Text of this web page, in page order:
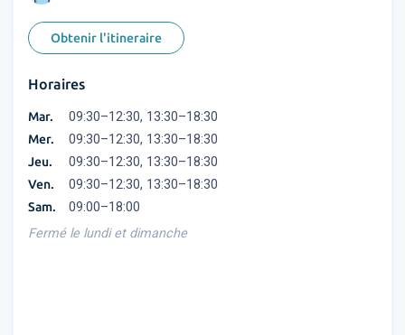
Obtenir l'itineraire
Horaires
Mar. 09:30–12:30, 13:30–18:30
Mer. 09:30–12:30, 13:30–18:30
Jeu. 09:30–12:30, 13:30–18:30
Ven. 09:30–12:30, 13:30–18:30
Sam.
09:00–18:00
Fermé le lundi et dimanche